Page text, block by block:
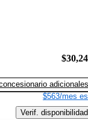
adicionales
$563/mes
Verif. disponibilidad